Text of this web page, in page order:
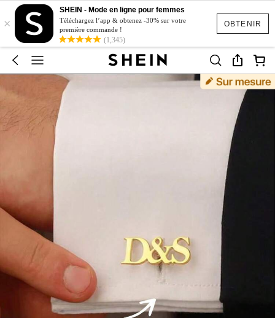
OBTENIR
×
SHEIN - Mode en ligne pour femmes
Téléchargez l’app & obtenez -30% sur votre
première commande !
(1,345)